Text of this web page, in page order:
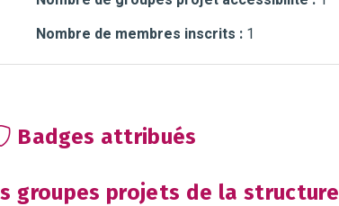
Nombre de membres inscrits :1
Badges attribués
groupes projets de la structure